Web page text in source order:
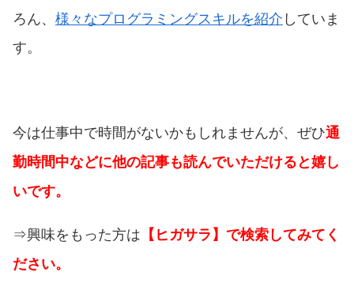
ろん、 様々なプログラミングスキルを紹介していま
す。
今は仕事中で時間がないかもしれませんが、ぜひ通
勤時間中などに他の記事も読んでいただけると嬉し
いです。
⇒興味をもった方は 【ヒガサラ】で検索してみてく
ださい。